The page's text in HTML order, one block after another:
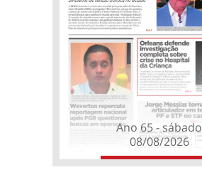
Ano 65 - sábado
08/08/2026